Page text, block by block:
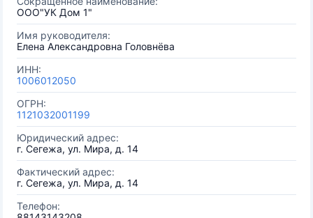
ООО"УК Дом 1"
Имя руководителя:
Елена Александровна Головнёва
ИНН:
1006012050
ОГРН:
1121032001199
Юридический адрес:
г. Сегежа, ул. Мира, д. 14
Фактический адрес:
г. Сегежа, ул. Мира, д. 14
Телефон: